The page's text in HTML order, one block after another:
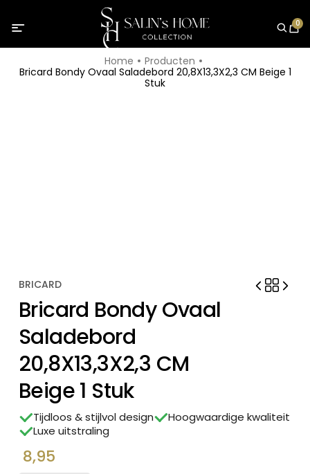
0
Home
Producten
Bricard Bondy Ovaal Saladebord 20,8X13,3X2,3 CM Beige 1
Stuk
BRICARD
Bricard Bondy Ovaal
Saladebord
20,8X13,3X2,3 CM
Beige 1 Stuk
Tijdloos & stijlvol design
Hoogwaardige kwaliteit
Luxe uitstraling
8,95